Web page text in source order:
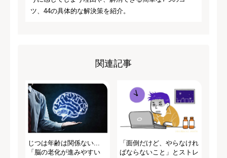
ツ、44の具体的な解決策を紹介。
関連記事
じつは年齢は関係ない...
「脳の老化が進みやすい
「面倒だけど、やらなけれ
ばならないこと」とストレ